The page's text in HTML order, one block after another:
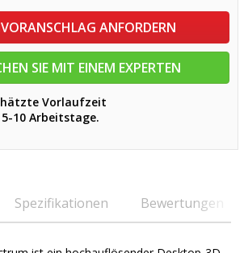
ANFORDERN
SIE MIT EINEM EXPERTEN
Vorlaufzeit
10 Arbeitstage.
Spezifikationen Bewertungen